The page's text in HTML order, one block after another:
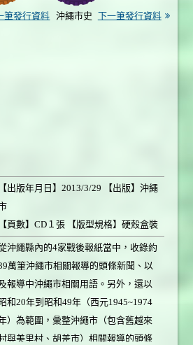
筆發行資料 沖繩市史 下一筆發行資料
【出版年月日】2013/3/29 【出版】沖繩
【頁數】CD１張 【版型規格】硬殼盒裝
書本重量】130g
定價】1,000円 【銷售情形】銷售中
沖繩縣內的4家戰後報紙當中，收錄約
萬筆沖繩市相關報導的頭條新聞、以
報導中沖繩市相關用語。另外，還以
和20年到昭和49年（西元1945~1974
）為範圍，彙整沖繩市（包含舊越來
與美里村、胡差市）相關報導的頭條